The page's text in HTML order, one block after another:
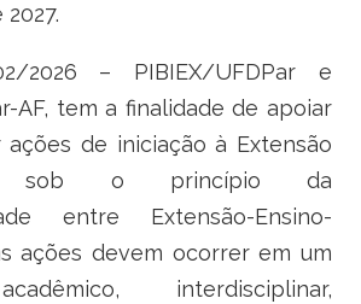
da República
2026 – PIBIEX/UFDPar e
AF, tem a finalidade de apoiar
de iniciação à Extensão
sob o princípio da
entre Extensão-Ensino-
ações devem ocorrer em um
interdisciplinar,